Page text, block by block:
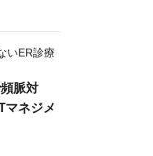
いER診療
脈対
ネジメ